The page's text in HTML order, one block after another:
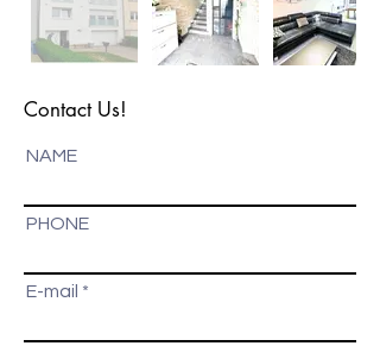
Contact Us!
NAME
PHONE
E-mail